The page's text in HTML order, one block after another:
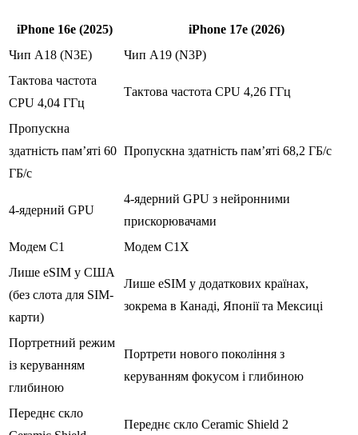
‌iPhone‌ 16e (2025)
‌iPhone 17e‌ (2026)
Чип A18 (N3E)
Чип A19 (N3P)
Тактова частота
CPU 4,04 ГГц
Тактова частота CPU 4,26 ГГц
Пропускна
здатність пам’яті 60
ГБ/с
Пропускна здатність пам’яті 68,2 ГБ/с
4-ядерний GPU
4-ядерний GPU з нейронними
прискорювачами
Модем C1
Модем C1X
Лише eSIM у США
(без слота для SIM-
карти)
Лише eSIM у додаткових країнах,
зокрема в Канаді, Японії та Мексиці
Портретний режим
із керуванням
глибиною
Портрети нового покоління з
керуванням фокусом і глибиною
Переднє скло
Переднє скло Ceramic Shield 2